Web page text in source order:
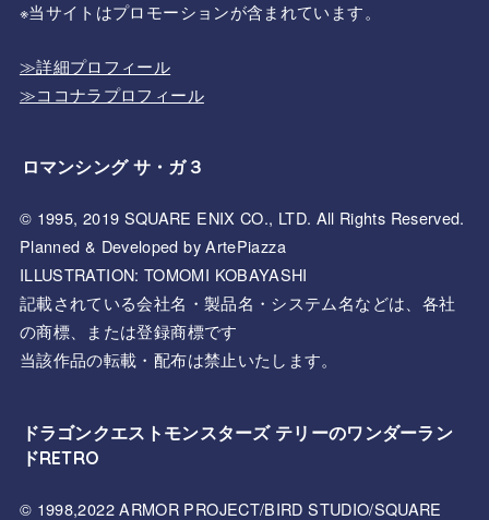
※当サイトはプロモーションが含まれています。
≫詳細プロフィール
≫ココナラプロフィール
ロマンシング サ・ガ３
© 1995, 2019 SQUARE ENIX CO., LTD. All Rights Reserved.
Planned & Developed by ArtePiazza
ILLUSTRATION: TOMOMI KOBAYASHI
記載されている会社名・製品名・システム名などは、各社
の商標、または登録商標です
当該作品の転載・配布は禁止いたします。
ドラゴンクエストモンスターズ テリーのワンダーラン
ドRETRO
© 1998,2022 ARMOR PROJECT/BIRD STUDIO/SQUARE